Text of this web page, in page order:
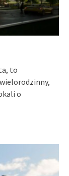
to
o